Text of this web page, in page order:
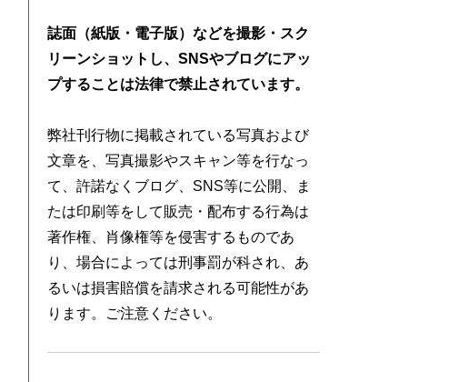
誌面（紙版・電子版）などを撮影・スク
リーンショットし、SNSやブログにアッ
プすることは法律で禁止されています。
弊社刊行物に掲載されている写真および
文章を、写真撮影やスキャン等を行なっ
て、許諾なくブログ、SNS等に公開、ま
たは印刷等をして販売・配布する行為は
著作権、肖像権等を侵害するものであ
り、場合によっては刑事罰が科され、あ
るいは損害賠償を請求される可能性があ
ります。ご注意ください。